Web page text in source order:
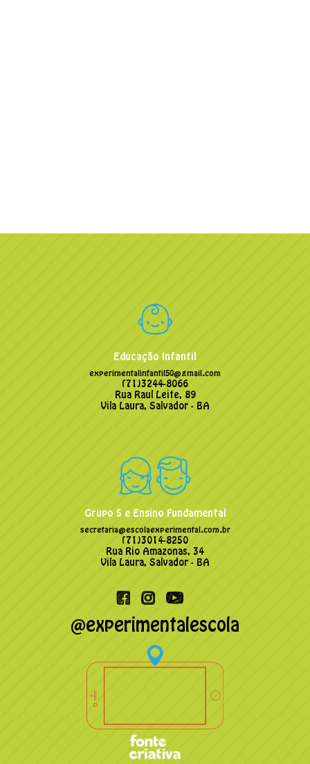
Educação Infantil
experimentalinfantil50@gmail.com
(71)3244-8066
Rua Raul Leite, 89
Vila Laura, Salvador - BA
Grupo 5 e Ensino Fundamental
secretaria@escolaexperimental.com.br
(71)3014-8250
Rua Rio Amazonas, 34
Vila Laura, Salvador - BA
@experimentalescola